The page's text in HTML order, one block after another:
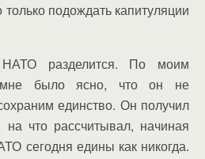
подождать капитуляции
разделится. По моим
было ясно, что он не
единство. Он получил
что рассчитывал, начиная
сегодня едины как никогда.